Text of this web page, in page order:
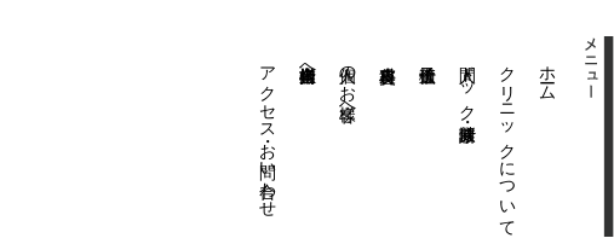
アクセス・お問い合わせ 企業内担当者様へ 個人のお客様へ 人間ドック・健康診断 クリニックについて ホーム